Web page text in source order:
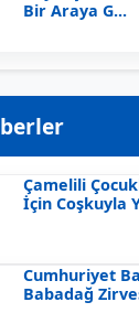
Bir Araya G...
Çamelili
İçin Coşkuyla
Cumhuriyet
Babadağ